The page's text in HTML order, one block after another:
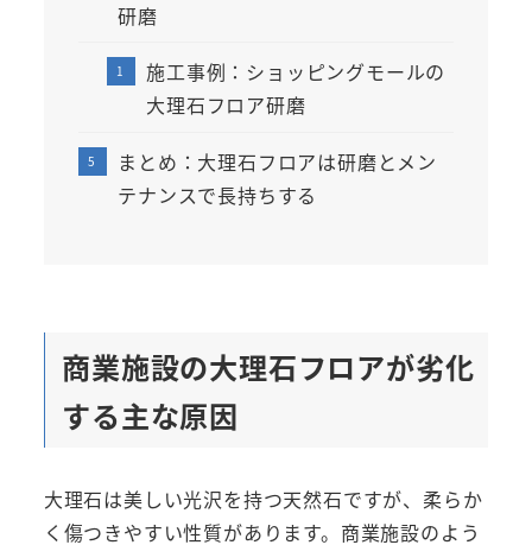
研磨
施工事例：ショッピングモールの
大理石フロア研磨
まとめ：大理石フロアは研磨とメン
テナンスで長持ちする
商業施設の大理石フロアが劣化
する主な原因
大理石は美しい光沢を持つ天然石ですが、柔らか
く傷つきやすい性質があります。商業施設のよう